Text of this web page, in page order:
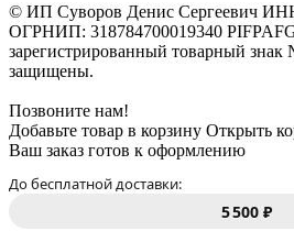
© ИП Суворов Денис Сергеевич
ОГРНИП: 318784700019340
зарегистрированный товарный знак
защищены.
Позвоните нам!
Добавьте товар в корзину Открыть
Ваш заказ готов к оформлению
До бесплатной доставки:
5 500 ₽